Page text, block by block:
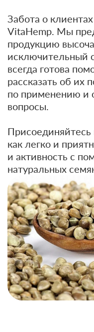
Забота о
VitaHemp. Мы
продукцию
исключительный
всегда готова
рассказать об их
по применению и
вопросы.
Присоединяйтесь
как легко и
и активность с
натуральных